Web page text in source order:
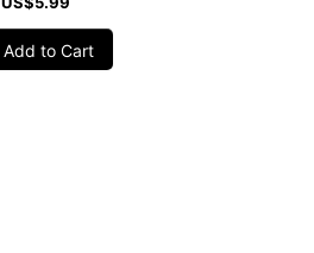
Add to Cart